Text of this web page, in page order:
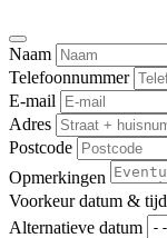
Naam
Telefoonnummer
E-mail
Adres
Postcode
Opmerkingen
Voorkeur datum & tijd
Alternatieve datum